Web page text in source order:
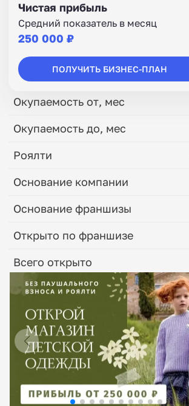
Чистая прибыль
Средний показатель в месяц
250 000 ₽
ПОЛУЧИТЬ БИЗНЕС-ПЛАН
Окупаемость от, мес
Окупаемость до, мес
Роялти
Основание компании
Основание франшизы
Открыто по франшизе
Всего открыто